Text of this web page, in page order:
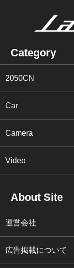
Category
2050CN
Car
Camera
Video
About Site
運営会社
広告掲載について